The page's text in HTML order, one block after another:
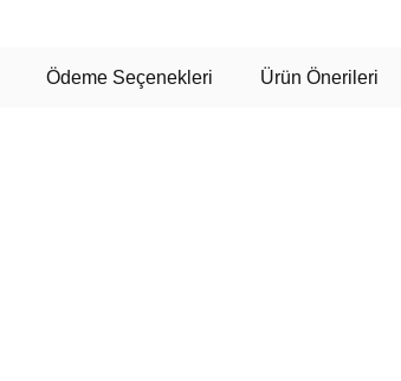
Ödeme Seçenekleri Ürün Önerileri